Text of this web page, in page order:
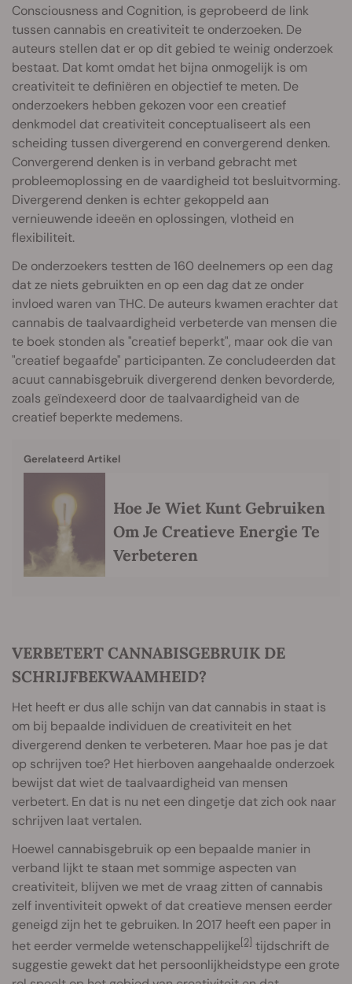
Consciousness and Cognition, is geprobeerd de link
tussen cannabis en creativiteit te onderzoeken. De
auteurs stellen dat er op dit gebied te weinig onderzoek
bestaat. Dat komt omdat het bijna onmogelijk is om
creativiteit te definiëren en objectief te meten. De
onderzoekers hebben gekozen voor een creatief
denkmodel dat creativiteit conceptualiseert als een
scheiding tussen divergerend en convergerend denken.
Convergerend denken is in verband gebracht met
probleemoplossing en de vaardigheid tot besluitvorming.
Divergerend denken is echter gekoppeld aan
vernieuwende ideeën en oplossingen, vlotheid en
flexibiliteit.
De onderzoekers testten de 160 deelnemers op een dag
dat ze niets gebruikten en op een dag dat ze onder
invloed waren van THC. De auteurs kwamen erachter dat
cannabis de taalvaardigheid verbeterde van mensen die
te boek stonden als "creatief beperkt", maar ook die van
"creatief begaafde" participanten. Ze concludeerden dat
acuut cannabisgebruik divergerend denken bevorderde,
zoals geïndexeerd door de taalvaardigheid van de
creatief beperkte medemens.
Gerelateerd Artikel
Hoe Je Wiet Kunt Gebruiken
Om Je Creatieve Energie Te
Verbeteren
VERBETERT CANNABISGEBRUIK DE
SCHRIJFBEKWAAMHEID?
Het heeft er dus alle schijn van dat cannabis in staat is
om bij bepaalde individuen de creativiteit en het
divergerend denken te verbeteren. Maar hoe pas je dat
op schrijven toe? Het hierboven aangehaalde onderzoek
bewijst dat wiet de taalvaardigheid van mensen
verbetert. En dat is nu net een dingetje dat zich ook naar
schrijven laat vertalen.
Hoewel cannabisgebruik op een bepaalde manier in
verband lijkt te staan met sommige aspecten van
creativiteit, blijven we met de vraag zitten of cannabis
zelf inventiviteit opwekt of dat creatieve mensen eerder
geneigd zijn het te gebruiken. In 2017 heeft een paper in
het eerder vermelde wetenschappelijke[2] tijdschrift de
suggestie gewekt dat het persoonlijkheidstype een grote